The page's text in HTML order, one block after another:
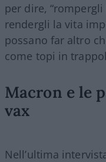
per dire,
rendergli la vita
possano far altro
come topi in
Macron e le
vax
Nell’ultima